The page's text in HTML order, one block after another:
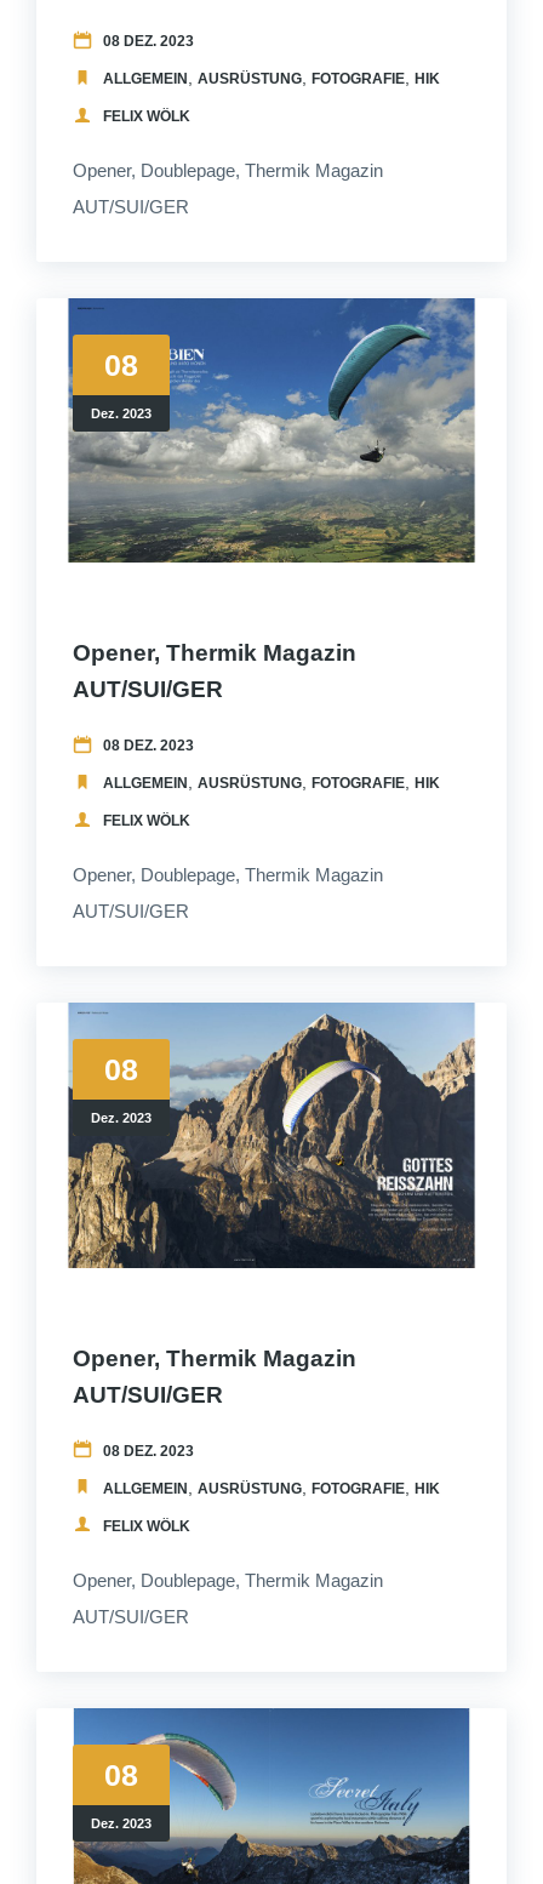
08 DEZ. 2023
ALLGEMEIN , AUSRÜSTUNG, FOTOGRAFIE, HIKEANDFLY
FELIX WÖLK
Opener, Doublepage, Thermik Magazin
AUT/SUI/GER
08
Dez. 2023
Opener, Thermik Magazin
AUT/SUI/GER
08 DEZ. 2023
ALLGEMEIN , AUSRÜSTUNG, FOTOGRAFIE, HIKEANDFLY
FELIX WÖLK
Opener, Doublepage, Thermik Magazin
AUT/SUI/GER
08
Dez. 2023
Opener, Thermik Magazin
AUT/SUI/GER
08 DEZ. 2023
ALLGEMEIN AUSRÜSTUNG FOTOGRAFIE HIKEANDFLY
FELIX WÖLK
Opener, Doublepage, Thermik Magazin
AUT/SUI/GER
08
Dez. 2023